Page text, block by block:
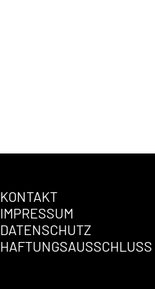
KONTAKT
IMPRESSUM
DATENSCHUTZ
HAFTUNGSAUSSCHLUSS